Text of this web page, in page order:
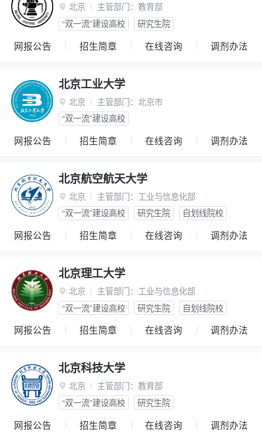
 北京 主管部门： 教育部
“双一流”建设高校
研究生院
网报公告 招生简章 在线咨询 调剂办法
北京工业大学
 北京 主管部门： 北京市
“双一流”建设高校
网报公告 招生简章 在线咨询 调剂办法
北京航空航天大学
 北京 主管部门： 工业与信息化部
“双一流”建设高校
研究生院 自划线院校
网报公告 招生简章 在线咨询 调剂办法
北京理工大学
 北京 主管部门： 工业与信息化部
“双一流”建设高校
研究生院 自划线院校
网报公告 招生简章 在线咨询 调剂办法
北京科技大学
 北京 主管部门： 教育部
“双一流”建设高校
研究生院
网报公告 招生简章 在线咨询 调剂办法